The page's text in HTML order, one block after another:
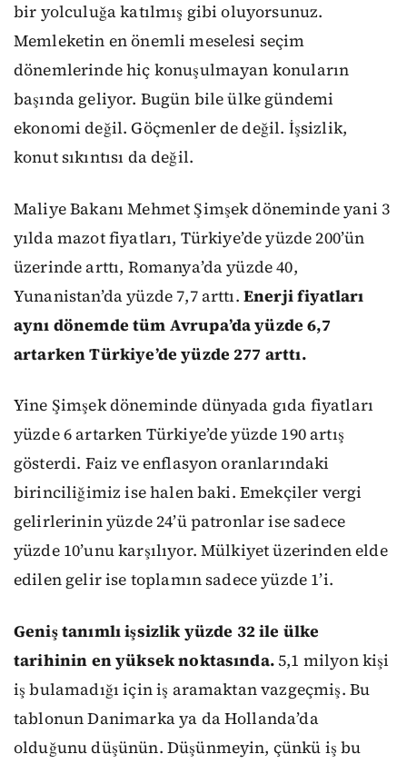
bir yolculuğa katılmış gibi oluyorsunuz.
Memleketin en önemli meselesi seçim
dönemlerinde hiç konuşulmayan konuların
başında geliyor. Bugün bile ülke gündemi
ekonomi değil. Göçmenler de değil. İşsizlik,
konut sıkıntısı da değil.
Maliye Bakanı Mehmet Şimşek döneminde yani 3
yılda mazot fiyatları, Türkiye’de yüzde 200’ün
üzerinde arttı, Romanya’da yüzde 40,
Yunanistan’da yüzde 7,7 arttı. Enerji fiyatları
aynı dönemde tüm Avrupa’da yüzde 6,7
artarken Türkiye’de yüzde 277 arttı.
Yine Şimşek döneminde dünyada gıda fiyatları
yüzde 6 artarken Türkiye’de yüzde 190 artış
gösterdi. Faiz ve enflasyon oranlarındaki
birinciliğimiz ise halen baki. Emekçiler vergi
gelirlerinin yüzde 24’ü patronlar ise sadece
yüzde 10’unu karşılıyor. Mülkiyet üzerinden elde
edilen gelir ise toplamın sadece yüzde 1’i.
Geniş tanımlı işsizlik yüzde 32 ile ülke
tarihinin en yüksek noktasında.5,1 milyon kişi
iş bulamadığı için iş aramaktan vazgeçmiş. Bu
tablonun Danimarka ya da Hollanda’da
olduğunu düşünün. Düşünmeyin, çünkü iş bu